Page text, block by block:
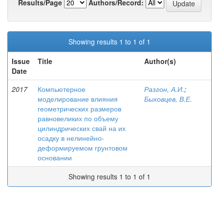
Results/Page
Authors/Record:
Showing results 1 to 1 of 1
Issue
Date
Title Author(s)
2017
Компьютерное
моделирование влияния
геометрических размеров
равновеликих по объему
цилиндрических свай на их
осадку в нелинейно-
деформируемом грунтовом
основании
Разгон, А.И.;
Быховцев, В.Е.
Showing results 1 to 1 of 1